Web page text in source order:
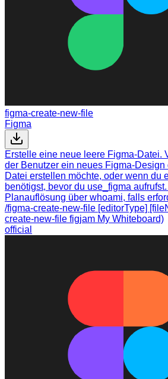
figma-create-new-file
Figma
Erstelle eine neue leere Figma-Datei.
der Benutzer ein neues Figma-
Datei erstellen möchte, oder wenn du
benötigst, bevor du use_figma
Planauflösung über whoami, falls
/figma-create-new-file [editorType]
create-new-file figjam My Whiteboard)
official